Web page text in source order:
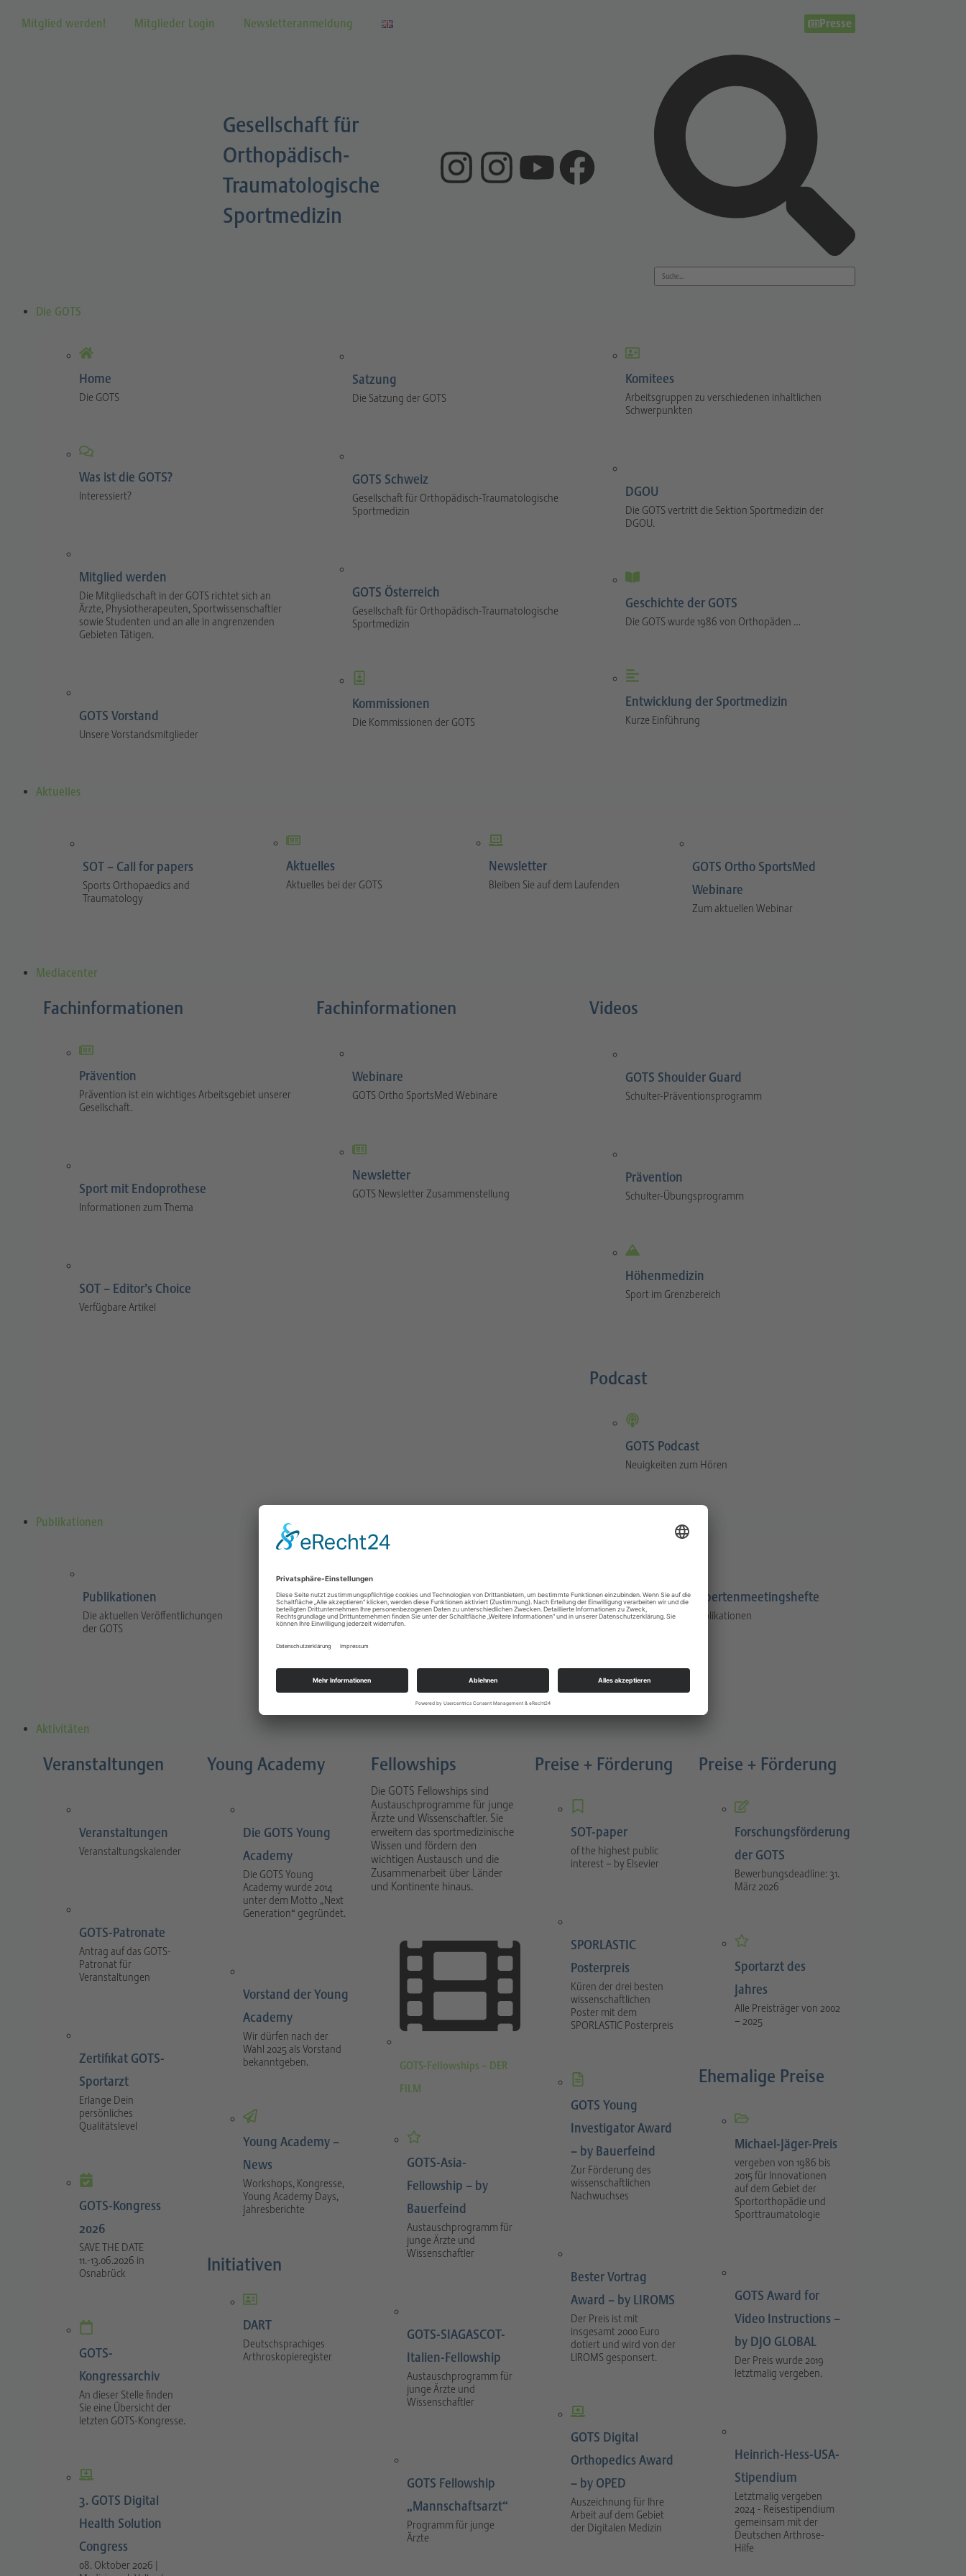
Mitglied werden! Mitglieder Login Newsletteranmeldung Presse
Gesellschaft für
Orthopädisch-
Traumatologische
Sportmedizin
Die GOTS
Home
Die GOTS
Was ist die GOTS?
Interessiert?
Mitglied werden
Die Mitgliedschaft in der GOTS richtet sich an
Ärzte, Physiotherapeuten, Sportwissenschaftler
sowie Studenten und an alle in angrenzenden
Gebieten Tätigen.
GOTS Vorstand
Unsere Vorstandsmitglieder
Satzung
Die Satzung der GOTS
GOTS Schweiz
Gesellschaft für Orthopädisch-Traumatologische
Sportmedizin
GOTS Österreich
Gesellschaft für Orthopädisch-Traumatologische
Sportmedizin
Kommissionen
Die Kommissionen der GOTS
Komitees
Arbeitsgruppen zu verschiedenen inhaltlichen
Schwerpunkten
DGOU
Die GOTS vertritt die Sektion Sportmedizin der
DGOU.
Geschichte der GOTS
Die GOTS wurde 1986 von Orthopäden …
Entwicklung der Sportmedizin
Kurze Einführung
Aktuelles
SOT – Call for papers
Sports Orthopaedics and
Traumatology
Aktuelles
Aktuelles bei der GOTS
Newsletter
Bleiben Sie auf dem Laufenden
GOTS Ortho SportsMed
Webinare
Zum aktuellen Webinar
Mediacenter
Fachinformationen
Prävention
Prävention ist ein wichtiges Arbeitsgebiet unserer
Gesellschaft.
Sport mit Endoprothese
Informationen zum Thema
SOT – Editor’s Choice
Verfügbare Artikel
Fachinformationen
Webinare
GOTS Ortho SportsMed Webinare
Newsletter
GOTS Newsletter Zusammenstellung
Videos
GOTS Shoulder Guard
Schulter-Präventionsprogramm
Prävention
Schulter-Übungsprogramm
Höhenmedizin
Sport im Grenzbereich
Podcast
GOTS Podcast
Neuigkeiten zum Hören
Publikationen
Publikationen
Die aktuellen Veröffentlichungen
der GOTS
Sports Orthopaedics and
Traumatology
and practical sport orthopaedics
GOTS-Manual
Sportverletzungen
Expertenmeetingshefte
Publikationen
Aktivitäten
Veranstaltungen
Veranstaltungen
Veranstaltungskalender
GOTS-Patronate
Antrag auf das GOTS-
Patronat für
Veranstaltungen
Zertifikat GOTS-
Sportarzt
Erlange Dein
persönliches
Qualitätslevel
GOTS-Kongress
2026
SAVE THE DATE
11.-13.06.2026 in
Osnabrück
GOTS-
Kongressarchiv
An dieser Stelle finden
Sie eine Übersicht der
letzten GOTS-Kongresse.
3. GOTS Digital
Health Solution
Congress
08. Oktober 2026 |
Young Academy
Die GOTS Young
Academy
Die GOTS Young
Academy wurde 2014
unter dem Motto „Next
Generation“ gegründet.
Vorstand der Young
Academy
Wir dürfen nach der
Wahl 2025 als Vorstand
bekanntgeben.
Young Academy –
News
Workshops, Kongresse,
Young Academy Days,
Jahresberichte
Initiativen
DART
Deutschsprachiges
Arthroskopieregister
Fellowships
Die GOTS Fellowships sind
Austauschprogramme für junge
Ärzte und Wissenschaftler. Sie
erweitern das sportmedizinische
Wissen und fördern den
wichtigen Austausch und die
Zusammenarbeit über Länder
und Kontinente hinaus.
GOTS-Fellowships – DER
FILM
GOTS-Asia-
Fellowship – by
Bauerfeind
Austauschprogramm für
junge Ärzte und
Wissenschaftler
GOTS-SIAGASCOT-
Italien-Fellowship
Austauschprogramm für
junge Ärzte und
Wissenschaftler
GOTS Fellowship
„Mannschaftsarzt“
Programm für junge
Ärzte
Preise + Förderung
SOT-paper
of the highest public
interest – by Elsevier
SPORLASTIC
Posterpreis
Küren der drei besten
wissenschaftlichen
Poster mit dem
SPORLASTIC Posterpreis
GOTS Young
Investigator Award
– by Bauerfeind
Zur Förderung des
wissenschaftlichen
Nachwuchses
Bester Vortrag
Award – by LIROMS
Der Preis ist mit
insgesamt 2000 Euro
dotiert und wird von der
LIROMS gesponsert.
GOTS Digital
Orthopedics Award
– by OPED
Auszeichnung für Ihre
Arbeit auf dem Gebiet
der Digitalen Medizin
Preise + Förderung
Forschungsförderung
der GOTS
Bewerbungsdeadline: 31.
März 2026
Sportarzt des
Jahres
Alle Preisträger von 2002
– 2025
Ehemalige Preise
Michael-Jäger-Preis
vergeben von 1986 bis
2015 für Innovationen
auf dem Gebiet der
Sportorthopädie und
Sporttraumatologie
GOTS Award for
Video Instructions –
by DJO GLOBAL
Der Preis wurde 2019
letztmalig vergeben.
Heinrich-Hess-USA-
Stipendium
Letztmalig vergeben
2024 - Reisestipendium
gemeinsam mit der
Deutschen Arthrose-
Hilfe